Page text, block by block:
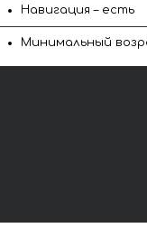
Навигация – есть
Минимальный